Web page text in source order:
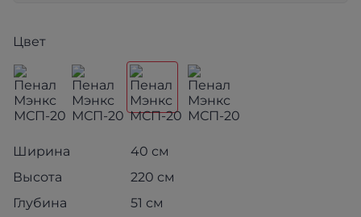
Цвет
Ширина
40 см
Высота
220 см
Глубина
51 см